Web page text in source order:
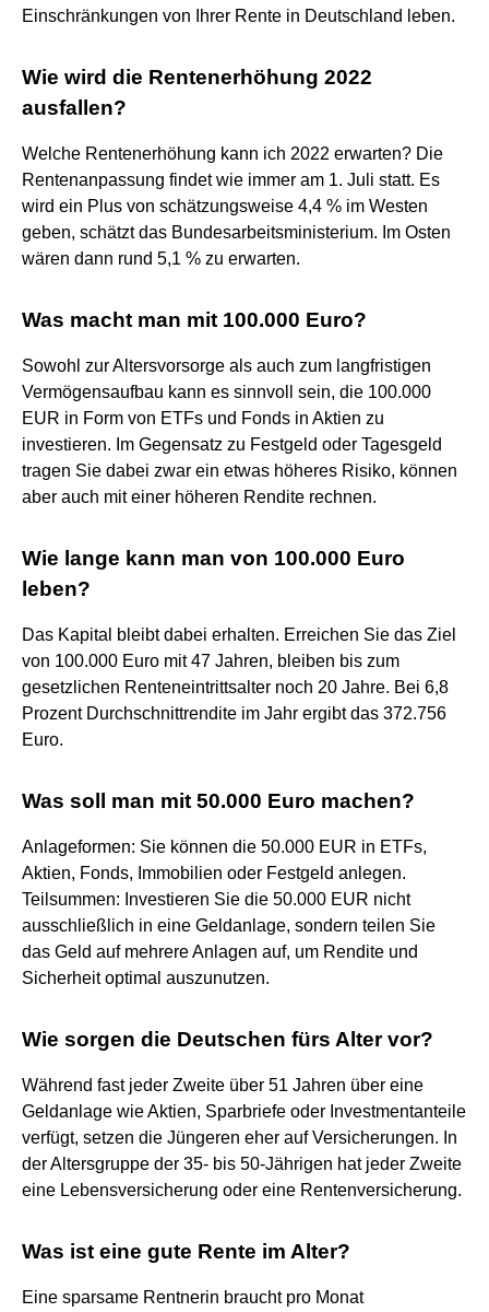
Einschränkungen von Ihrer Rente in Deutschland leben.
Wie wird die Rentenerhöhung 2022
ausfallen?
Welche Rentenerhöhung kann ich 2022 erwarten? Die
Rentenanpassung findet wie immer am 1. Juli statt. Es
wird ein Plus von schätzungsweise 4,4 % im Westen
geben, schätzt das Bundesarbeitsministerium. Im Osten
wären dann rund 5,1 % zu erwarten.
Was macht man mit 100.000 Euro?
Sowohl zur Altersvorsorge als auch zum langfristigen
Vermögensaufbau kann es sinnvoll sein, die 100.000
EUR in Form von ETFs und Fonds in Aktien zu
investieren. Im Gegensatz zu Festgeld oder Tagesgeld
tragen Sie dabei zwar ein etwas höheres Risiko, können
aber auch mit einer höheren Rendite rechnen.
Wie lange kann man von 100.000 Euro
leben?
Das Kapital bleibt dabei erhalten. Erreichen Sie das Ziel
von 100.000 Euro mit 47 Jahren, bleiben bis zum
gesetzlichen Renteneintrittsalter noch 20 Jahre. Bei 6,8
Prozent Durchschnittrendite im Jahr ergibt das 372.756
Euro.
Was soll man mit 50.000 Euro machen?
Anlageformen: Sie können die 50.000 EUR in ETFs,
Aktien, Fonds, Immobilien oder Festgeld anlegen.
Teilsummen: Investieren Sie die 50.000 EUR nicht
ausschließlich in eine Geldanlage, sondern teilen Sie
das Geld auf mehrere Anlagen auf, um Rendite und
Sicherheit optimal auszunutzen.
Wie sorgen die Deutschen fürs Alter vor?
Während fast jeder Zweite über 51 Jahren über eine
Geldanlage wie Aktien, Sparbriefe oder Investmentanteile
verfügt, setzen die Jüngeren eher auf Versicherungen. In
der Altersgruppe der 35- bis 50-Jährigen hat jeder Zweite
eine Lebensversicherung oder eine Rentenversicherung.
Was ist eine gute Rente im Alter?
Eine sparsame Rentnerin braucht pro Monat